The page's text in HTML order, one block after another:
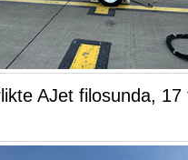
AJet filosunda, 17